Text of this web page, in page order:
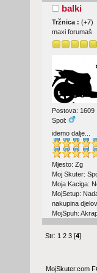
balki
Tržnica : (+7)
maxi forumaš
Postova: 1609
Spol:
idemo dalje...
Mjesto: Zg
Moj Skuter:
Moja Kaciga:
MojSetup:
nakupina
MojSpuh:
Str: 1 2 3 [4]
MojSkuter.com